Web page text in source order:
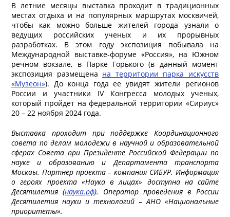
В летние месяцы выставка проходит в традиционных
местах отдыха и на популярных маршрутах москвичей,
чтобы как можно больше жителей города узнали о
ведущих российских ученых и их прорывных
разработках. В этом году экспозиция побывала на
Международной выставке-форуме «Россия», на Южном
речном вокзале, в Парке Горького (в данный момент
экспозиция размещена на территории парка искусств
«Музеон»). До конца года ее увидят жители регионов
России и участники IV Конгресса молодых ученых,
который пройдет на федеральной территории «Сириус»
20 – 22 ноября 2024 года.
Выставка проходит при поддержке Координационного
совета по делам молодежи в научной и образовательной
сферах Совета при Президенте Российской Федерации по
науке и образованию и Департамента транспорта
Москвы. Партнер проекта – компания СИБУР. Информация
о героях проекта «Наука в лицах» доступна на сайте
Десятилетия (наука.рф). Оператор проведения в России
Десятилетия науки и технологий – АНО «Национальные
приоритеты».